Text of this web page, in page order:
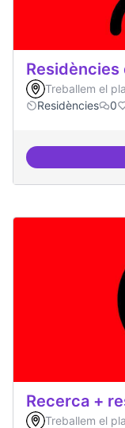
Residències
Treballem el
Residències
0
Recerca +
Treballem el